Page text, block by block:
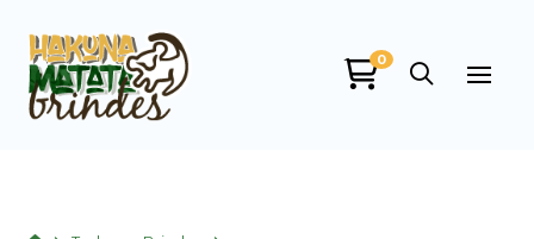
0